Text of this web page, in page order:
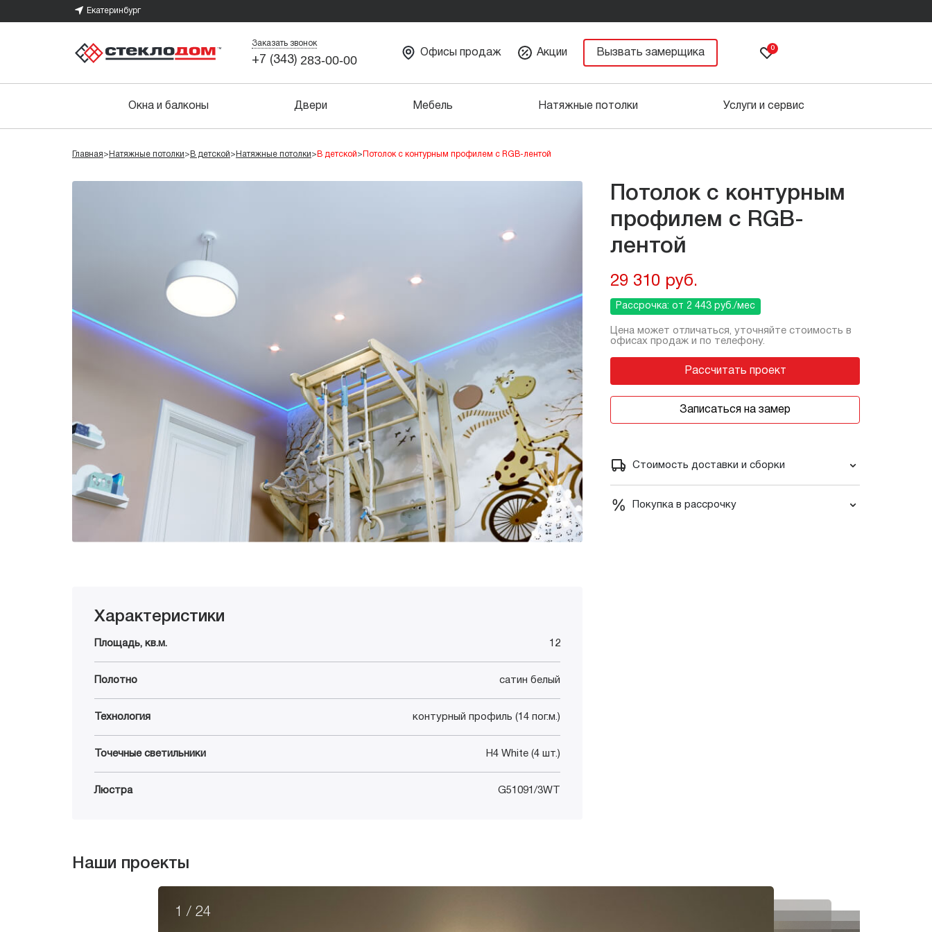
Екатеринбург
Заказать звонок
+7 (343) 283-00-00
Офисы продаж Акции Вызвать замерщика 0
Окна и балконы Двери Мебель Натяжные потолки Услуги и сервис
Главная> Натяжные потолки> В детской> Натяжные потолки> В детской> Потолок с контурным профилем с RGB-лентой
Потолок с контурным
профилем с RGB-
лентой
29 310 руб.
Рассрочка: от 2 443 руб./мес
Цена может отличаться, уточняйте стоимость в
офисах продаж и по телефону.
Рассчитать проект
Записаться на замер
Стоимость доставки и сборки
Покупка в рассрочку
Характеристики
Площадь, кв.м. 12
Полотно сатин белый
Технология контурный профиль (14 пог.м.)
Точечные светильники H4 White (4 шт.)
Люстра G51091/3WT
Наши проекты
1 / 24